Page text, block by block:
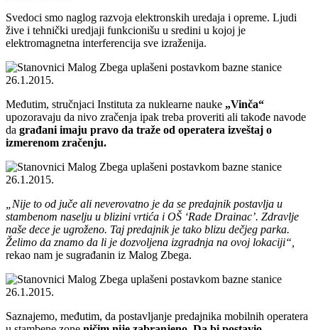
Svedoci smo naglog razvoja elektronskih uredaja i opreme. Ljudi
žive i tehnički uredjaji funkcionišu u sredini u kojoj je
elektromagnetna interferencija sve izraženija.
Međutim, stručnjaci Instituta za nuklearne nauke „Vinča“
upozoravaju da nivo zračenja ipak treba proveriti ali takođe navode
da građani imaju pravo da traže od operatera izveštaj o
izmerenom zračenju.
„Nije to od juče ali neverovatno je da se predajnik postavlja u
stambenom naselju u blizini vrtića i OŠ ‘Rade Drainac’. Zdravlje
naše dece je ugroženo. Taj predajnik je tako blizu dečjeg parka.
Želimo da znamo da li je dozvoljena izgradnja na ovoj lokaciji“,
rekao nam je sugrađanin iz Malog Zbega.
Saznajemo, međutim, da postavljanje predajnika mobilnih operatera